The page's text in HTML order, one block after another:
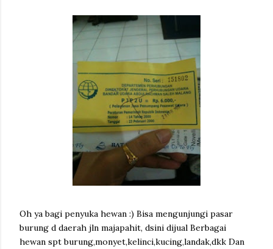
Oh ya bagi penyuka hewan :) Bisa mengunjungi pasar
burung d daerah jln majapahit, dsini dijual Berbagai
hewan spt burung,monyet,kelinci,kucing,landak,dkk Dan